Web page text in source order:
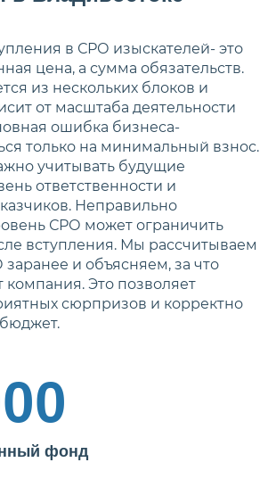
в СРО изыскателей- это
цена, а сумма обязательств.
из нескольких блоков и
от масштаба деятельности
ошибка бизнеса-
только на минимальный взнос.
учитывать будущие
ответственности и
Неправильно
СРО может ограничить
вступления. Мы рассчитываем
и объясняем, за что
компания. Это позволяет
сюрпризов и корректно
фонд